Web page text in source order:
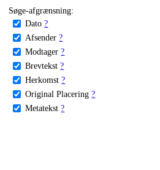
Søge-afgrænsning:
Dato ?
Afsender ?
Modtager ?
Brevtekst ?
Herkomst ?
Original Placering ?
Metatekst ?